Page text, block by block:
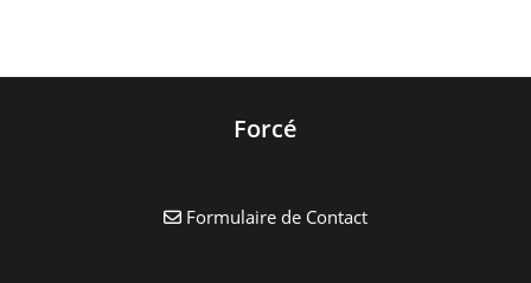
Forcé
Formulaire de Contact